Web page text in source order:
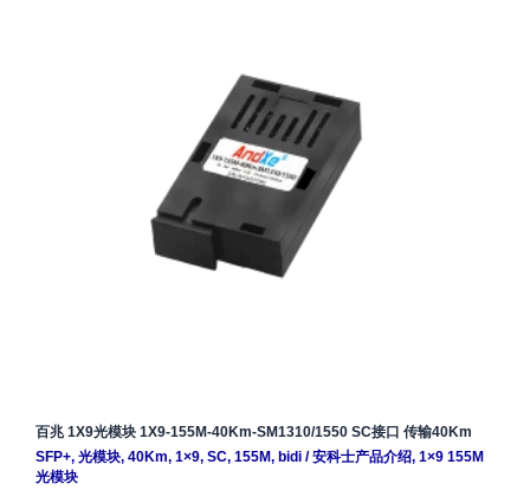
百兆 1X9光模块 1X9-155M-40Km-SM1310/1550 SC接口 传输40Km
SFP+, 光模块, 40Km, 1×9, SC, 155M, bidi/安科士产品介绍, 1×9 155M
光模块